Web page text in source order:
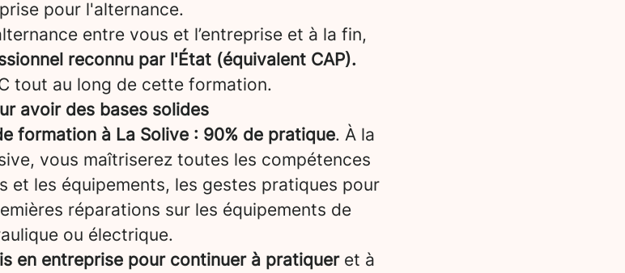
pour l'alternance.
entre vous et l’entreprise et à la fin,
reconnu par l'État (équivalent CAP).
tout au long de cette formation.
avoir des bases solides
formation à La Solive : 90% de pratique. À la
vous maîtriserez toutes les compétences
et les équipements, les gestes pratiques pour
réparations sur les équipements de
ou électrique.
en entreprise pour continuer à pratiqueret à